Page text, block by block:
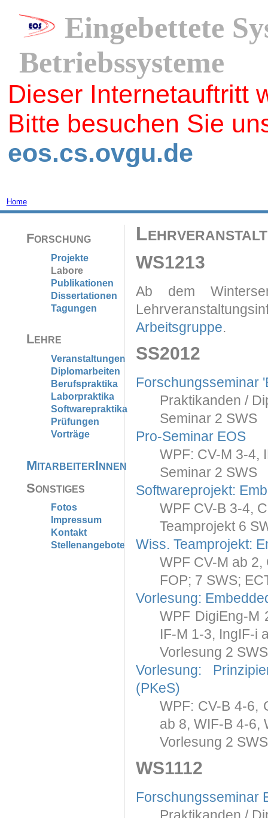
Eingebettete
Betriebssysteme
Dieser Internetauftritt
Bitte besuchen Sie
eos.cs.ovgu.de
Home
Forschung
Projekte
Labore
Publikationen
Dissertationen
Tagungen
Lehre
Veranstaltungen
Diplomarbeiten
Berufspraktika
Laborpraktika
Softwarepraktika
Prüfungen
Vorträge
MitarbeiterInnen
Sonstiges
Fotos
Impressum
Kontakt
Stellenangebote
WS1213
Ab dem
Arbeitsgruppe.
SS2012
Forschungsseminar
Praktikanden /
Seminar 2 SWS
Pro-Seminar EOS
WPF: CV-M 3-4,
Seminar 2 SWS
Softwareprojekt:
WPF CV-B 3-4,
Teamprojekt 6
Wiss. Teamprojekt:
WPF CV-M ab 2,
FOP; 7 SWS;
Vorlesung:
WPF DigiEng-M
IF-M 1-3, IngIF-i
Vorlesung 2
Vorlesung:
(PKeS)
WPF: CV-B 4-6,
ab 8, WIF-B 4-6,
Vorlesung 2
WS1112
Forschungsseminar